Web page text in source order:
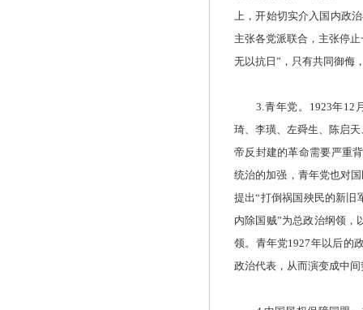
上，开始切实介入国内政
主张各党派联合，主张停
无以抗日”，只有共同御侮
3.青年党。1923年12月
琦、李璜、左舜生、陈启
帝反封建的革命需要严重
统治的加强，青年党也对
提出“打倒祸国殃民的新旧
内除国贼”为总政治纲领，
领。青年党1927年以后的
政治代表，从而演变成中